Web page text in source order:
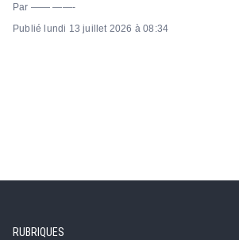
Par —— ——-
Publié lundi 13 juillet 2026 à 08:34
RUBRIQUES